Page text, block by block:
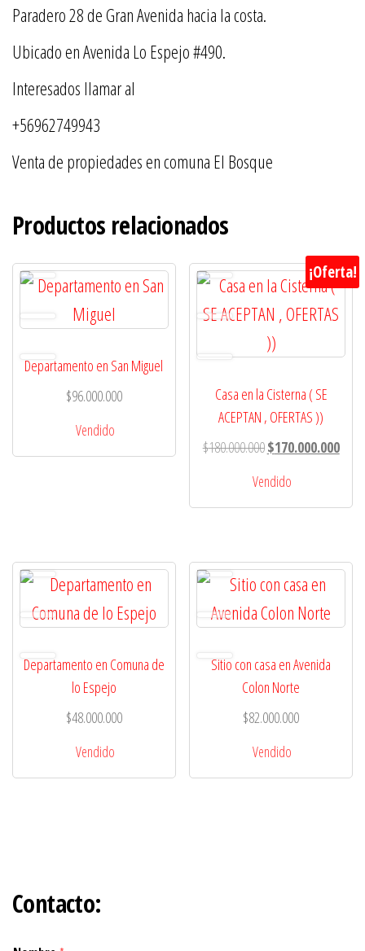
Paradero 28 de Gran Avenida hacia la costa.
Ubicado en Avenida Lo Espejo #490.
Interesados llamar al
+56962749943
Venta de propiedades en comuna El Bosque
Productos relacionados
Departamento en San Miguel
$96.000.000
Vendido
¡Oferta!
Casa en la Cisterna ( SE
ACEPTAN , OFERTAS ))
$180.000.000El
original
era:
$170.000.000El
es:
Vendido
Departamento en Comuna de
lo Espejo
$48.000.000
Vendido
Sitio con casa en Avenida
Colon Norte
$82.000.000
Vendido
Contacto: